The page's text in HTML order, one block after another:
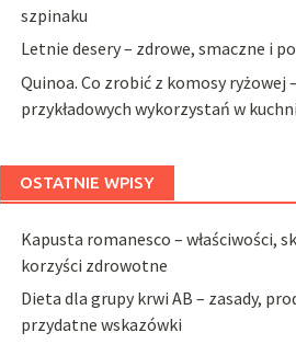
szpinaku
Letnie desery – zdrowe, smaczne i
Quinoa. Co zrobić z komosy ryżowej
przykładowych wykorzystań w
OSTATNIE WPISY
Kapusta romanesco – właściwości,
korzyści zdrowotne
Dieta dla grupy krwi AB – zasady,
przydatne wskazówki